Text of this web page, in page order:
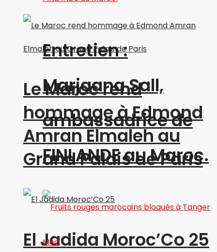
Le Maroc rend
hommage à Edmond
Amran Elmaleh au
Grand Palais de Paris
El Jadida Moroc’Co 25
Entretien :
Marjaana Sall,
ambassadrice de
FINLANDE au Maroc.